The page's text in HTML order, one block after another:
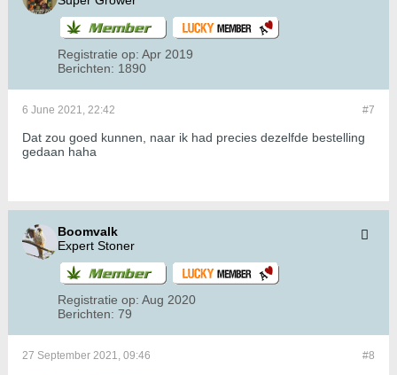
Registratie op: Apr 2019
Berichten: 1890
#7
6 June 2021, 22:42
Dat zou goed kunnen, naar ik had precies dezelfde bestelling
gedaan haha
Boomvalk
Expert Stoner
Registratie op: Aug 2020
Berichten: 79
#8
27 September 2021, 09:46